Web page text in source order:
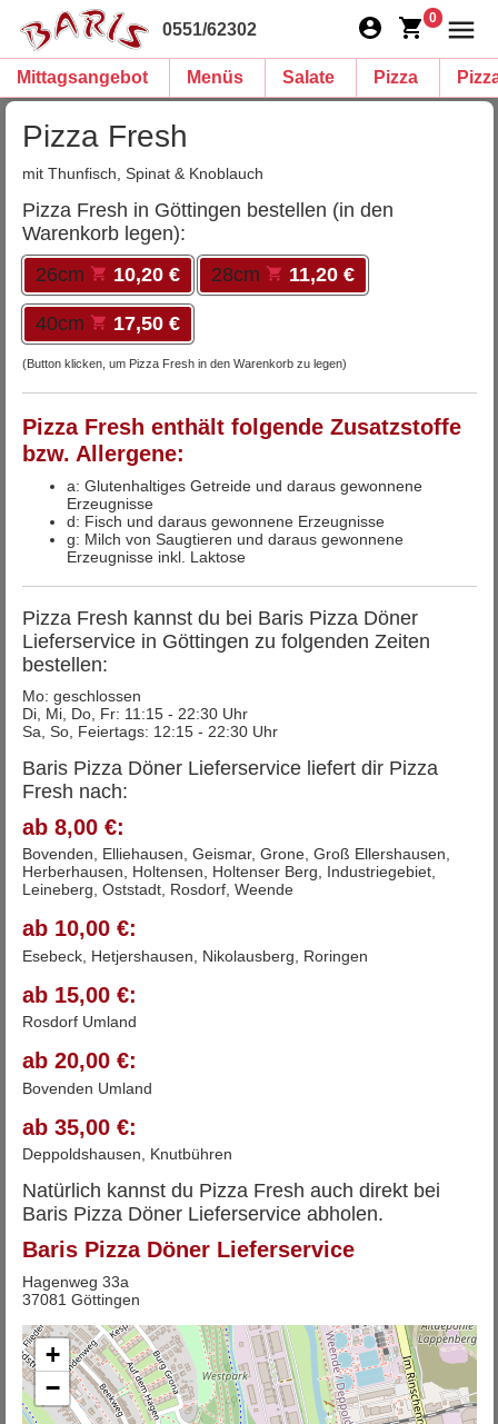
0551/62302
0
Mittagsangebot Menüs Salate Pizza
Pizza Fresh
mit Thunfisch, Spinat & Knoblauch
Pizza Fresh in Göttingen bestellen (in den
Warenkorb legen):
26cm
10,20 € 28cm 11,20 €
40cm 17,50 €
(Button klicken, um Pizza Fresh in den Warenkorb zu legen)
Pizza Fresh enthält folgende Zusatzstoffe
bzw. Allergene:
a: Glutenhaltiges Getreide und daraus gewonnene
Erzeugnisse
d: Fisch und daraus gewonnene Erzeugnisse
g: Milch von Saugtieren und daraus gewonnene
Erzeugnisse inkl. Laktose
Pizza Fresh kannst du bei Baris Pizza Döner
Lieferservice in Göttingen zu folgenden Zeiten
bestellen:
Mo: geschlossen
Di, Mi, Do, Fr: 11:15 - 22:30 Uhr
Sa, So, Feiertags: 12:15 - 22:30 Uhr
Baris Pizza Döner Lieferservice liefert dir Pizza
Fresh nach:
ab 8,00 €:
Bovenden, Elliehausen, Geismar, Grone, Groß Ellershausen,
Herberhausen, Holtensen, Holtenser Berg, Industriegebiet,
Leineberg, Oststadt, Rosdorf, Weende
ab 10,00 €:
Esebeck, Hetjershausen, Nikolausberg, Roringen
ab 15,00 €:
Rosdorf Umland
ab 20,00 €:
Bovenden Umland
ab 35,00 €:
Deppoldshausen, Knutbühren
Natürlich kannst du Pizza Fresh auch direkt bei
Baris Pizza Döner Lieferservice abholen.
Baris Pizza Döner Lieferservice
Hagenweg 33a
37081 Göttingen
+
−